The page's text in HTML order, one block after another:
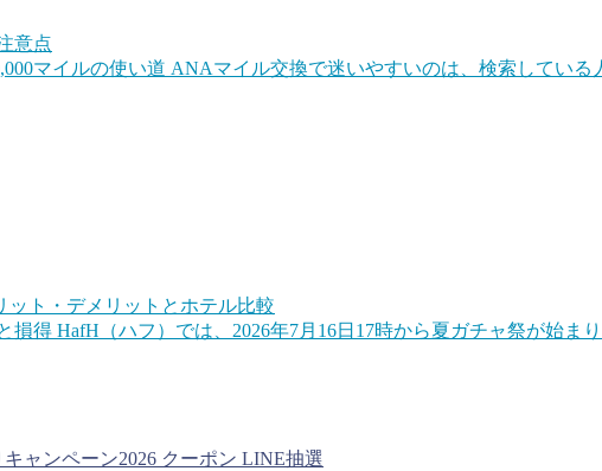
マイルの使い道 ANAマイル交換で迷いやすいのは、検索してい
損得 HafH（ハフ）では、2026年7月16日17時から夏ガチャ祭が始ま